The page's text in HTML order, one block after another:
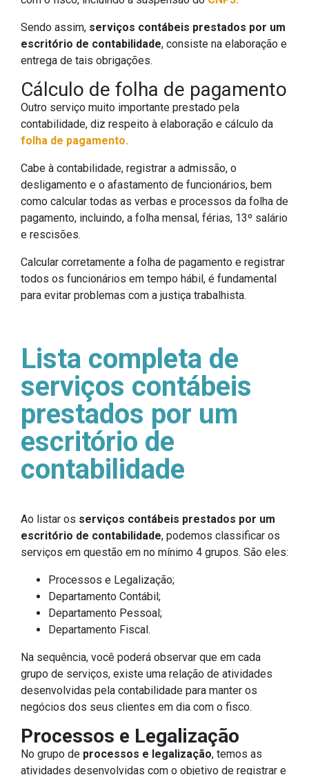
Sendo assim, serviços contábeis prestados por um
escritório de contabilidade, consiste na elaboração e
entrega de tais obrigações.
Cálculo de folha de pagamento
Outro serviço muito importante prestado pela
contabilidade, diz respeito à elaboração e cálculo da
folha de pagamento.
Cabe à contabilidade, registrar a admissão, o
desligamento e o afastamento de funcionários, bem
como calcular todas as verbas e processos da folha de
pagamento, incluindo, a folha mensal, férias, 13º salário
e rescisões.
Calcular corretamente a folha de pagamento e registrar
todos os funcionários em tempo hábil, é fundamental
para evitar problemas com a justiça trabalhista.
Lista completa de
serviços contábeis
prestados por um
escritório de
contabilidade
Ao listar os serviços contábeis prestados por um
escritório de contabilidade, podemos classificar os
serviços em questão em no mínimo 4 grupos. São eles:
Processos e Legalização;
Departamento Contábil;
Departamento Pessoal;
Departamento Fiscal.
Na sequência, você poderá observar que em cada
grupo de serviços, existe uma relação de atividades
desenvolvidas pela contabilidade para manter os
negócios dos seus clientes em dia com o fisco.
Processos e Legalização
No grupo de processos e legalização, temos as
atividades desenvolvidas com o objetivo de registrar e